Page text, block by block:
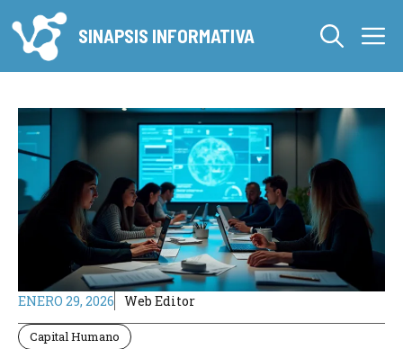
al
contenido
SINAPSIS INFORMATIVA
ENERO 29, 2026 Web Editor
Capital Humano